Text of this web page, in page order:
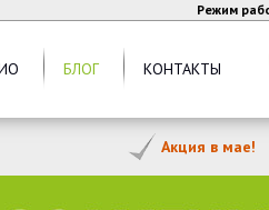
Режим
БЛОГ КОНТАКТЫ
Акция в мае!